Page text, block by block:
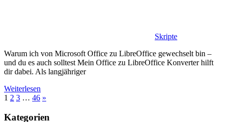
Skripte
Warum ich von Microsoft Office zu LibreOffice gewechselt bin –
und du es auch solltest Mein Office zu LibreOffice Konverter hilft
dir dabei. Als langjähriger
Weiterlesen
Seitennummerierung
der
1 2 3 … 46 Nächste
»
Kategorien